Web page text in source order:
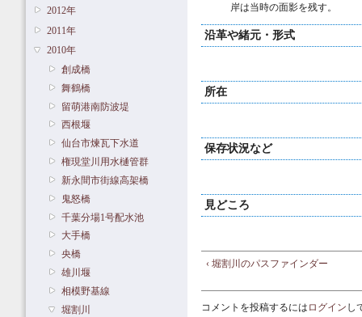
2012年
2011年
2010年
創成橋
舞鶴橋
留萌港南防波堤
西根堰
仙台市煉瓦下水道
権現堂川用水樋管群
新永間市街線高架橋
鬼怒橋
千葉分場1号配水池
大手橋
央橋
雄川堰
相模野基線
堀割川
岸は当時の面影を残す。
沿革や緒元・形式
所在
保存状況など
見どころ
‹ 堀割川のパスファインダー
コメントを投稿するには ログイン し